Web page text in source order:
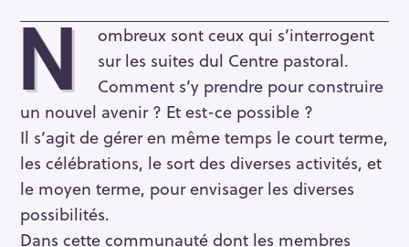
N
ombreux sont ceux qui s’interrogent
sur les suites dul Centre pastoral.
Comment s’y prendre pour construire
un nouvel avenir ? Et est-ce possible ?
Il s’agit de gérer en même temps le court terme,
les célébrations, le sort des diverses activités, et
le moyen terme, pour envisager les diverses
possibilités.
Dans cette communauté dont les membres